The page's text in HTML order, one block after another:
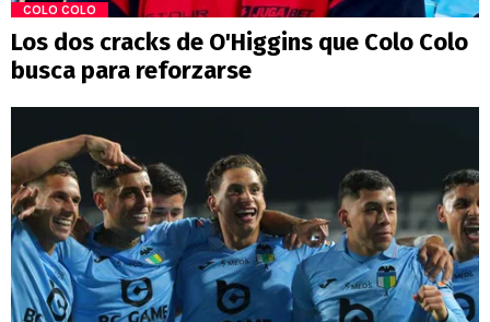
COLO COLO
Los dos cracks de O'Higgins que Colo Colo
busca para reforzarse